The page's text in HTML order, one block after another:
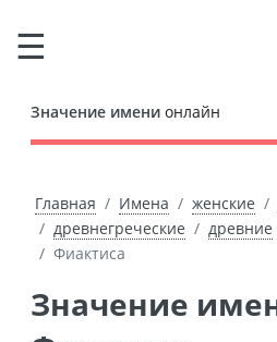
Значение имени онлайн
Главная Имена женские
древнегреческие
древние
Фиактиса
Значение имени